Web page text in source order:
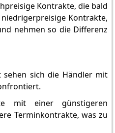
Kontrakte, die bald
Kontrakte,
nehmen so die Differenz
sich die Händler mit
mit einer günstigeren
Terminkontrakte, was zu